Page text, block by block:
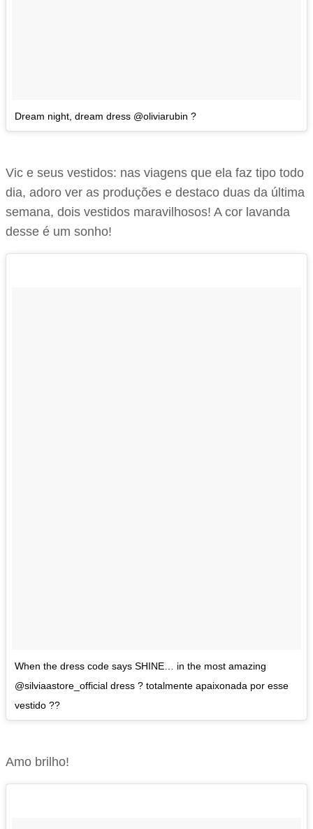
Dream night, dream dress @oliviarubin ?
Vic e seus vestidos: nas viagens que ela faz tipo todo
dia, adoro ver as produções e destaco duas da última
semana, dois vestidos maravilhosos! A cor lavanda
desse é um sonho!
When the dress code says SHINE… in the most amazing
@silviaastore_official dress ? totalmente apaixonada por esse
vestido ??
Amo brilho!